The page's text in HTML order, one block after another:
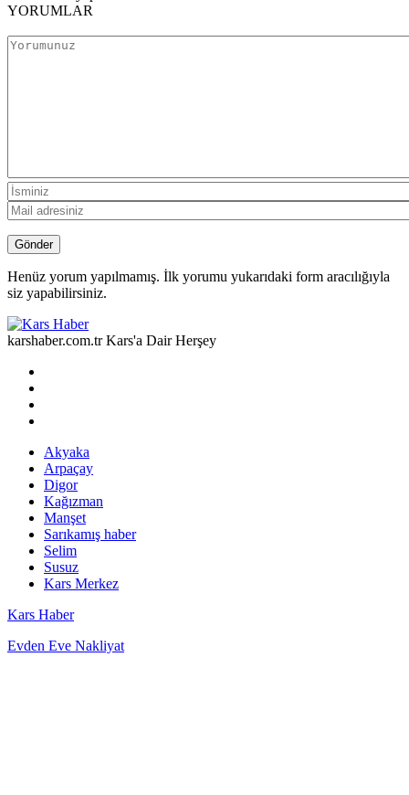
YORUMLAR
Henüz yorum yapılmamış. İlk yorumu yukarıdaki form aracılığıyla
siz yapabilirsiniz.
karshaber.com.tr Kars'a Dair Herşey
Akyaka
Arpaçay
Digor
Kağızman
Manşet
Sarıkamış haber
Selim
Susuz
Kars Merkez
Kars Haber
Evden Eve Nakliyat